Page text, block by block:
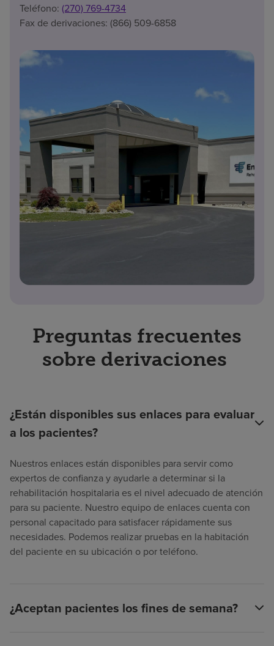
Teléfono: (270) 769-4734
Fax de derivaciones: (866) 509-6858
Preguntas frecuentes
sobre derivaciones
¿Están disponibles sus enlaces para evaluar
a los pacientes?
Nuestros enlaces están disponibles para servir como
expertos de confianza y ayudarle a determinar si la
rehabilitación hospitalaria es el nivel adecuado de atención
para su paciente. Nuestro equipo de enlaces cuenta con
personal capacitado para satisfacer rápidamente sus
necesidades. Podemos realizar pruebas en la habitación
del paciente en su ubicación o por teléfono.
¿Aceptan pacientes los fines de semana?